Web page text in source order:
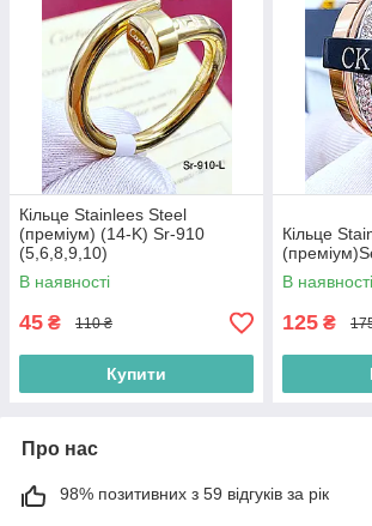
Кільце Stainlees Steel
(преміум) (14-K) Sr-910
(5,6,8,9,10)
В наявності
45 ₴ 110 ₴
Купити
Кільце
В наявності
125 ₴
Про нас
98% позитивних з 59 відгуків за рік